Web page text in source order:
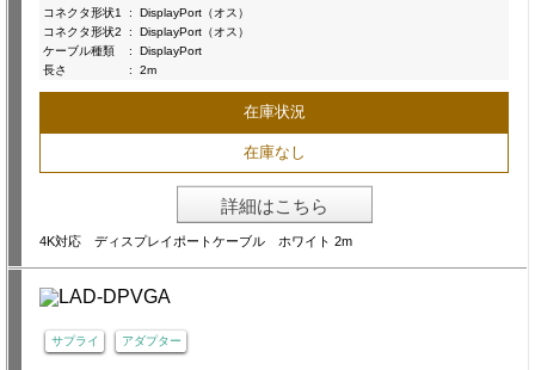
コネクタ形状1
:
DisplayPort（オス）
コネクタ形状2
:
DisplayPort（オス）
ケーブル種類
:
DisplayPort
長さ
: 2m
在庫状況
在庫なし
詳細はこちら
4K対応 ディスプレイポートケーブル ホワイト 2m
サプライ アダプター